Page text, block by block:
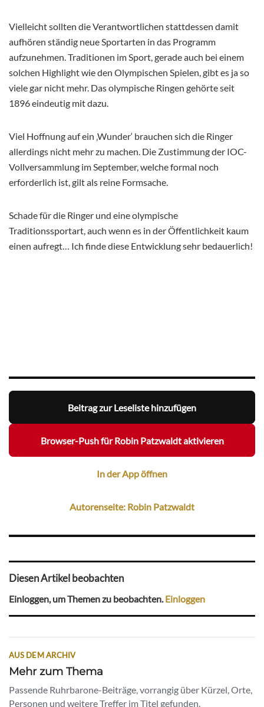
Vielleicht sollten die Verantwortlichen stattdessen damit
aufhören ständig neue Sportarten in das Programm
aufzunehmen. Traditionen im Sport, gerade auch bei einem
solchen Highlight wie den Olympischen Spielen, gibt es ja so
viele gar nicht mehr. Das olympische Ringen gehörte seit
1896 eindeutig mit dazu.
Viel Hoffnung auf ein ‚Wunder‘ brauchen sich die Ringer
allerdings nicht mehr zu machen. Die Zustimmung der IOC-
Vollversammlung im September, welche formal noch
erforderlich ist, gilt als reine Formsache.
Schade für die Ringer und eine olympische
Traditionssportart, auch wenn es in der Öffentlichkeit kaum
einen aufregt… Ich finde diese Entwicklung sehr bedauerlich!
Beitrag zur Leseliste hinzufügen
Browser-Push für Robin Patzwaldt aktivieren
In der App öffnen
Autorenseite: Robin Patzwaldt
Diesen Artikel beobachten
Einloggen, um Themen zu beobachten.Einloggen
AUS DEM ARCHIV
Mehr zum Thema
Passende Ruhrbarone-Beiträge, vorrangig über Kürzel, Orte,
Personen und weitere Treffer im Titel gefunden.